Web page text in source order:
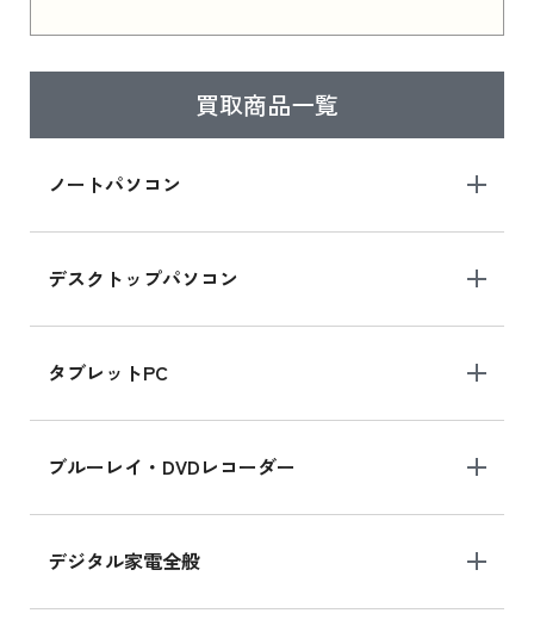
買取商品一覧
ノートパソコン
デスクトップパソコン
タブレットPC
ブルーレイ・DVDレコーダー
デジタル家電全般
はこちら
ら
iPad mini シリーズ 2024
iPad mini 8.3インチ の新品買取価格
iPhone 16 シリーズ
iPhone 16 の新品買取価格
iPad Air 11インチ シリーズ
iPad Air 11インチ の新品買取価格